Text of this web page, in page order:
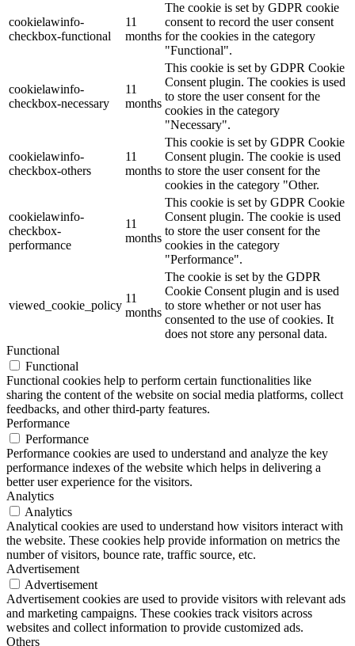
cookielawinfo-
checkbox-functional
11
months
The cookie is set by GDPR cookie
consent to record the user consent
for the cookies in the category
"Functional".
cookielawinfo-
checkbox-necessary
11
months
This cookie is set by GDPR Cookie
Consent plugin. The cookies is used
to store the user consent for the
cookies in the category
"Necessary".
cookielawinfo-
checkbox-others
11
months
This cookie is set by GDPR Cookie
Consent plugin. The cookie is used
to store the user consent for the
cookies in the category "Other.
cookielawinfo-
checkbox-
performance
11
months
This cookie is set by GDPR Cookie
Consent plugin. The cookie is used
to store the user consent for the
cookies in the category
"Performance".
viewed_cookie_policy
11
months
The cookie is set by the GDPR
Cookie Consent plugin and is used
to store whether or not user has
consented to the use of cookies. It
does not store any personal data.
Functional
Functional
Functional cookies help to perform certain functionalities like
sharing the content of the website on social media platforms, collect
feedbacks, and other third-party features.
Performance
Performance
Performance cookies are used to understand and analyze the key
performance indexes of the website which helps in delivering a
better user experience for the visitors.
Analytics
Analytics
Analytical cookies are used to understand how visitors interact with
the website. These cookies help provide information on metrics the
number of visitors, bounce rate, traffic source, etc.
Advertisement
Advertisement
Advertisement cookies are used to provide visitors with relevant ads
and marketing campaigns. These cookies track visitors across
websites and collect information to provide customized ads.
Others